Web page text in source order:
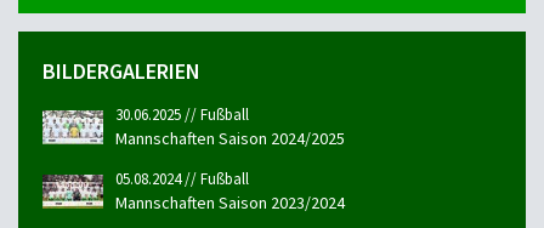
BILDERGALERIEN
30.06.2025 // Fußball
Mannschaften Saison 2024/2025
05.08.2024 // Fußball
Mannschaften Saison 2023/2024